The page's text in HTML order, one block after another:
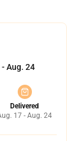
Aug. 24
Delivered
17 - Aug. 24